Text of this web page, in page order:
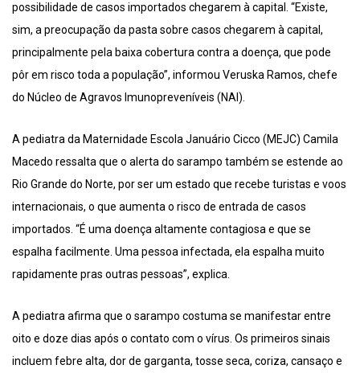
possibilidade de casos importados chegarem à capital. “Existe,
sim, a preocupação da pasta sobre casos chegarem à capital,
principalmente pela baixa cobertura contra a doença, que pode
pôr em risco toda a população”, informou Veruska Ramos, chefe
do Núcleo de Agravos Imunopreveníveis (NAI).
A pediatra da Maternidade Escola Januário Cicco (MEJC) Camila
Macedo ressalta que o alerta do sarampo também se estende ao
Rio Grande do Norte, por ser um estado que recebe turistas e voos
internacionais, o que aumenta o risco de entrada de casos
importados. “É uma doença altamente contagiosa e que se
espalha facilmente. Uma pessoa infectada, ela espalha muito
rapidamente pras outras pessoas”, explica.
A pediatra afirma que o sarampo costuma se manifestar entre
oito e doze dias após o contato com o vírus. Os primeiros sinais
incluem febre alta, dor de garganta, tosse seca, coriza, cansaço e